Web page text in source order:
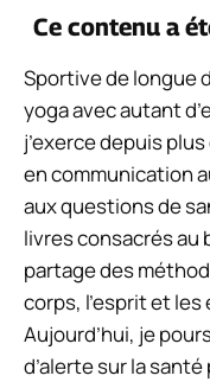
Ce contenu a
Sportive de longue
yoga avec autant
j’exerce depuis
en communication
aux questions de
livres consacrés au
partage des
corps, l’esprit et
Aujourd’hui, je
d’alerte sur la